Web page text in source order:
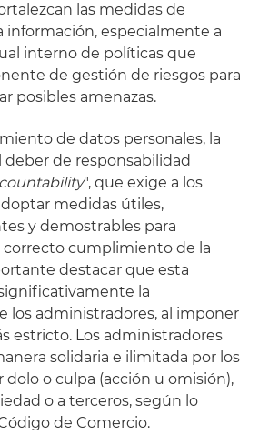
las medidas de
información, especialmente a
interno de políticas que
de gestión de riesgos para
posibles amenazas.
de datos personales, la
deber de responsabilidad
", que exige a los
medidas útiles,
y demostrables para
correcto cumplimiento de la
destacar que esta
la
los administradores, al imponer
estricto. Los administradores
solidaria e ilimitada por los
dolo o culpa (acción u omisión),
o a terceros, según lo
de Comercio.